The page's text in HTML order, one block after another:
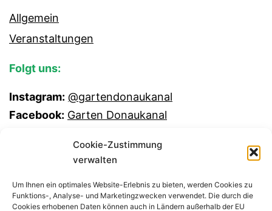
Cookie-Zustimmung
verwalten
Um Ihnen ein optimales Website-Erlebnis zu bieten, werden Cookies zu
Funktions-, Analyse- und Marketingzwecken verwendet. Die durch die
Cookies erhobenen Daten können auch in Ländern außerhalb der EU
Allgemein
Veranstaltungen
Folgt uns:
Instagram: @gartendonaukanal
Facebook: Garten Donaukanal